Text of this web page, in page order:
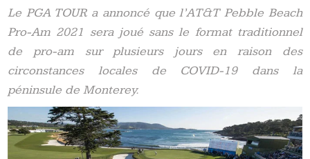
Le PGA TOUR a annoncé que l’AT&T Pebble Beach
Pro-Am 2021 sera joué sans le format traditionnel
de pro-am sur plusieurs jours en raison des
circonstances locales de COVID-19 dans la
péninsule de Monterey.